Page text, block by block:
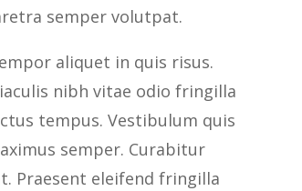
semper volutpat.
aliquet in quis risus.
nibh vitae odio fringilla
tempus. Vestibulum quis
semper. Curabitur
Praesent eleifend fringilla